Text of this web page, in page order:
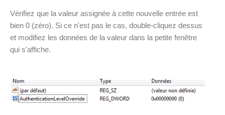
Vérifiez que la valeur assignée à cette nouvelle entrée est
bien 0 (zéro). Si ce n'est pas le cas, double-cliquez dessus
et modifiez les données de la valeur dans la petite fenêtre
qui s'affiche.